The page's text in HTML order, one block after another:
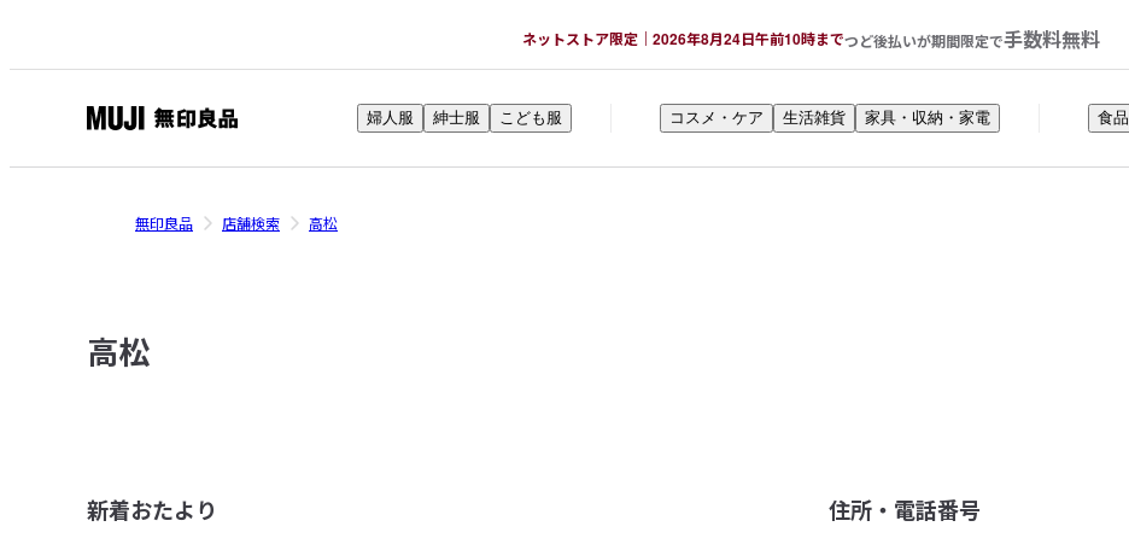
ネットストア限定｜2026年8月24日午前10時までつど後払いが期間限定で手数料無料
印
ス
婦人服 紳士服 こども服 コスメ・ケア 生活雑貨 家具・収納・家電 食品
無印良品 店舗検索 高松
高松
新着おたより 住所・電話番号